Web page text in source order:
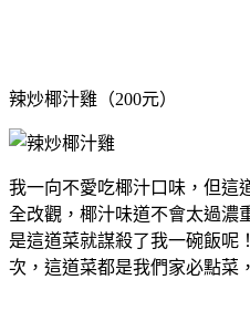
辣炒椰汁雞（200元）
我一向不愛吃椰汁口味，但這
全改觀，椰汁味道不會太過濃
是這道菜就謀殺了我一碗飯呢
次，這道菜都是我們家必點菜